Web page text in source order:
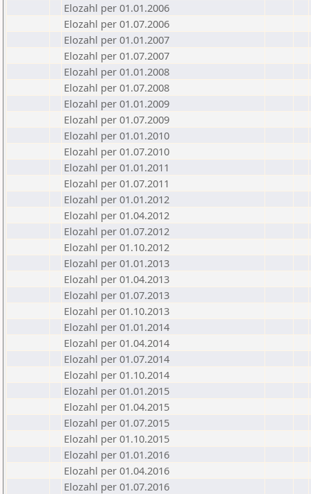
Elozahl per 01.01.2006
Elozahl per 01.07.2006
Elozahl per 01.01.2007
Elozahl per 01.07.2007
Elozahl per 01.01.2008
Elozahl per 01.07.2008
Elozahl per 01.01.2009
Elozahl per 01.07.2009
Elozahl per 01.01.2010
Elozahl per 01.07.2010
Elozahl per 01.01.2011
Elozahl per 01.07.2011
Elozahl per 01.01.2012
Elozahl per 01.04.2012
Elozahl per 01.07.2012
Elozahl per 01.10.2012
Elozahl per 01.01.2013
Elozahl per 01.04.2013
Elozahl per 01.07.2013
Elozahl per 01.10.2013
Elozahl per 01.01.2014
Elozahl per 01.04.2014
Elozahl per 01.07.2014
Elozahl per 01.10.2014
Elozahl per 01.01.2015
Elozahl per 01.04.2015
Elozahl per 01.07.2015
Elozahl per 01.10.2015
Elozahl per 01.01.2016
Elozahl per 01.04.2016
Elozahl per 01.07.2016